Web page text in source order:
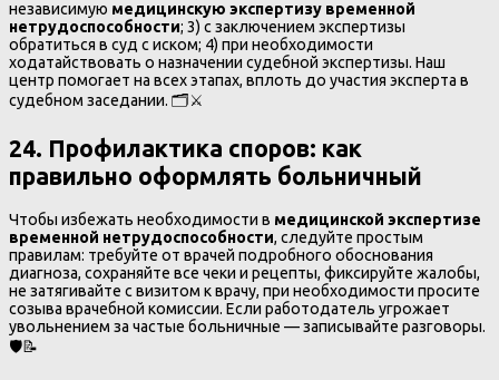
независимую медицинскую экспертизу временной
нетрудоспособности; 3) с заключением экспертизы
обратиться в суд с иском; 4) при необходимости
ходатайствовать о назначении судебной экспертизы. Наш
центр помогает на всех этапах, вплоть до участия эксперта в
судебном заседании. 🗂️⚔️
24. Профилактика споров: как
правильно оформлять больничный
Чтобы избежать необходимости в медицинской экспертизе
временной нетрудоспособности, следуйте простым
правилам: требуйте от врачей подробного обоснования
диагноза, сохраняйте все чеки и рецепты, фиксируйте жалобы,
не затягивайте с визитом к врачу, при необходимости просите
созыва врачебной комиссии. Если работодатель угрожает
увольнением за частые больничные — записывайте разговоры.
🛡️📝